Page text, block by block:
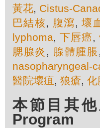
黃花, Cistus-
巴結核, 腹瀉 ,壞
lyphoma, 下唇癌,
腮腺炎 , 腺體腫脹
nasopharyngeal-
醫院壞疽, 狼瘡, 化
本節目其
Program